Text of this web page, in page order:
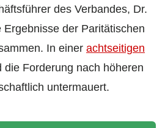
des Verbandes, Dr.
Ergebnisse der Paritätischen
In einer achtseitigen
die Forderung nach höheren
untermauert.